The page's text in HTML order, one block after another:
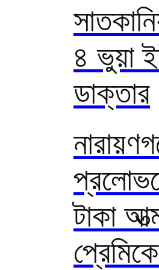
৪ ভুয়া
ডাক্তার
টাকা